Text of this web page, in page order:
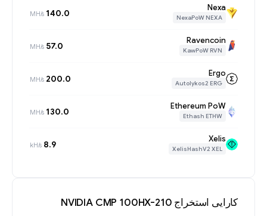
Nexa
NexaPoW NEXA
140.0
Ravencoin
KawPoW RVN
57.0
Ergo
Autolykos2 ERG
200.0
Ethereum PoW
Ethash ETHW
130.0
Xelis
XelisHashV2 XEL
8.9
کارایی استخراج NVIDIA CMP 100HX-210